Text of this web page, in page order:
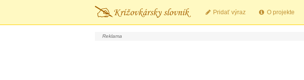
Pridať výraz O projekte